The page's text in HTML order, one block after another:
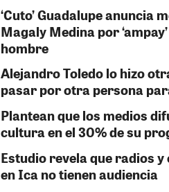
‘Cuto’ Guadalupe anuncia
Magaly Medina por
hombre
Alejandro Toledo lo hizo
pasar por otra persona
Plantean que los medios
cultura en el 30% de su
Estudio revela que radios
en Ica no tienen audiencia